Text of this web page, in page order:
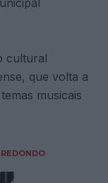
cultural
que volta a
musicais
REDONDO